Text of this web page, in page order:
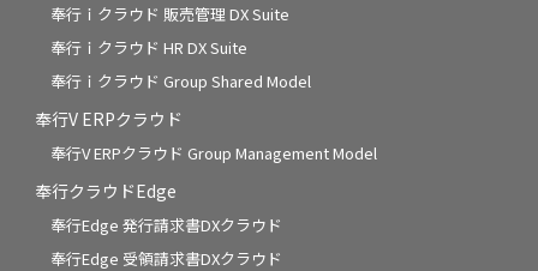
奉行ｉクラウド 販売管理 DX Suite
奉行ｉクラウド HR DX Suite
奉行ｉクラウド Group Shared Model
奉行V ERPクラウド
奉行V ERPクラウド Group Management Model
奉行クラウドEdge
奉行Edge 発行請求書DXクラウド
奉行Edge 受領請求書DXクラウド